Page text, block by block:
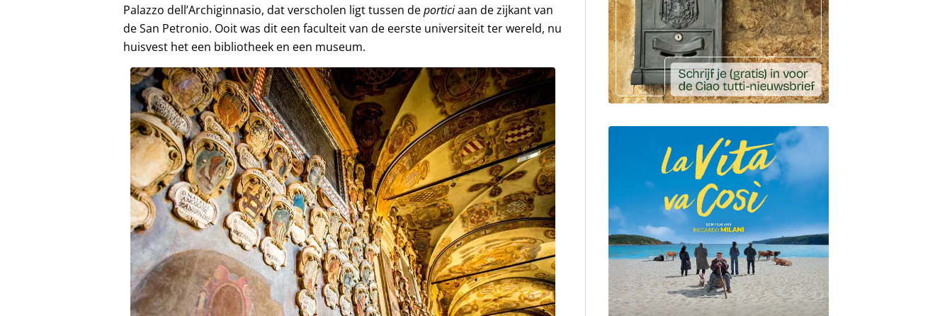
Palazzo dell’Archiginnasio, dat verscholen ligt tussen deporticiaan de zijkant van
de San Petronio. Ooit was dit een faculteit van de eerste universiteit ter wereld, nu
huisvest het een bibliotheek en een museum.